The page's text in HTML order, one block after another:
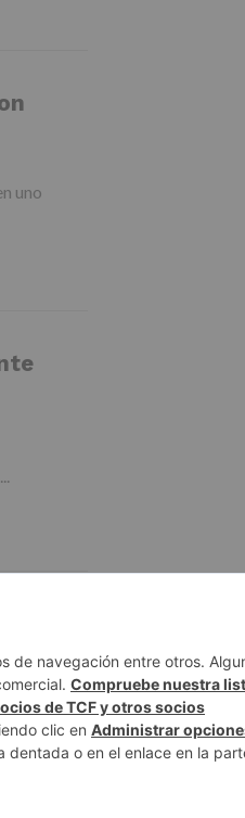
uno
EDITORIAL QUIÉNES SOMOS